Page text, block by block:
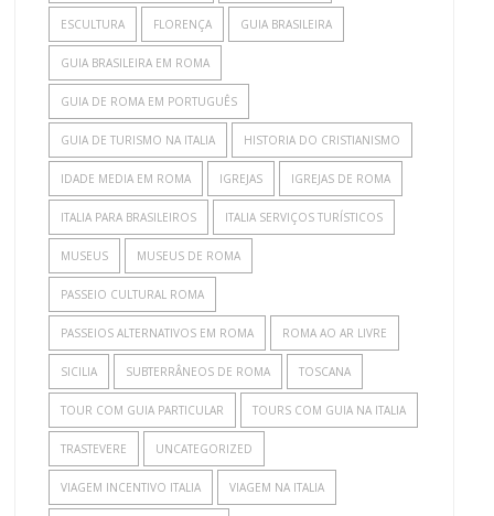
ESCULTURA FLORENÇA GUIA BRASILEIRA
GUIA BRASILEIRA EM ROMA
GUIA DE ROMA EM PORTUGUÊS
GUIA DE TURISMO NA ITALIA HISTORIA DO CRISTIANISMO
IDADE MEDIA EM ROMA IGREJAS IGREJAS DE ROMA
ITALIA PARA BRASILEIROS ITALIA SERVIÇOS TURÍSTICOS
MUSEUS MUSEUS DE ROMA
PASSEIO CULTURAL ROMA
PASSEIOS ALTERNATIVOS EM ROMA ROMA AO AR LIVRE
SICILIA SUBTERRÂNEOS DE ROMA TOSCANA
TOUR COM GUIA PARTICULAR TOURS COM GUIA NA ITALIA
TRASTEVERE UNCATEGORIZED
VIAGEM INCENTIVO ITALIA VIAGEM NA ITALIA